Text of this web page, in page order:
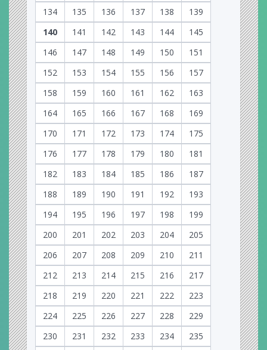
134
135 136 137 138
139
140
141 142 143 144
145
146
147 148 149 150
151
152
153 154 155 156
157
158
159 160 161 162
163
164
165 166 167 168
169
170
171 172 173 174
175
176
177 178 179 180
181
182
183 184 185 186
187
188
189 190 191 192
193
194
195 196 197 198
199
200
201 202 203 204
205
206
207 208 209 210
211
212
213 214 215 216
217
218
219 220 221 222
223
224
225 226 227 228
229
230
231 232 233 234
235